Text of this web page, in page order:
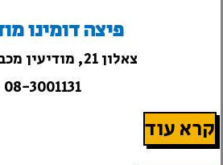
פיצה דומינו
צאלון 21, מודיעין מכבים רעות
08-3001131
קרא עוד